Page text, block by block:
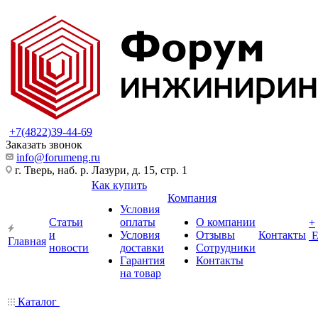
+7(4822)39-44-69
Заказать звонок
info@forumeng.ru
г. Тверь, наб. р. Лазури, д. 15, стр. 1
Главная
Статьи
и
новости
Как купить
Условия
оплаты
Условия
доставки
Гарантия
на товар
Компания
О компании
Отзывы
Сотрудники
Контакты
Контакты
+
Каталог